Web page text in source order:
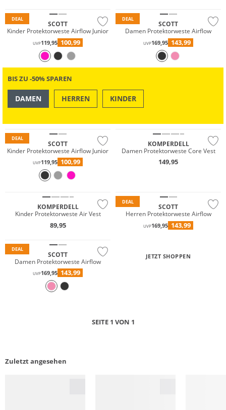
DEAL
SCOTT
Kinder Protektorweste Airflow Junior
UVP119,95 100,99
DEAL
SCOTT
Damen Protektorweste Airflow
UVP169,95 143,99
BIS ZU -50% SPAREN
DAMEN HERREN KINDER
DEAL
SCOTT
Kinder Protektorweste Airflow Junior
UVP119,95 100,99
KOMPERDELL
Damen Protektorweste Core Vest
149,95
KOMPERDELL
Kinder Protektorweste Air Vest
89,95
DEAL
SCOTT
Herren Protektorweste Airflow
UVP169,95 143,99
DEAL
SCOTT
Damen Protektorweste Airflow
UVP169,95 143,99
JETZT SHOPPEN
SEITE 1 VON 1
Zuletzt angesehen